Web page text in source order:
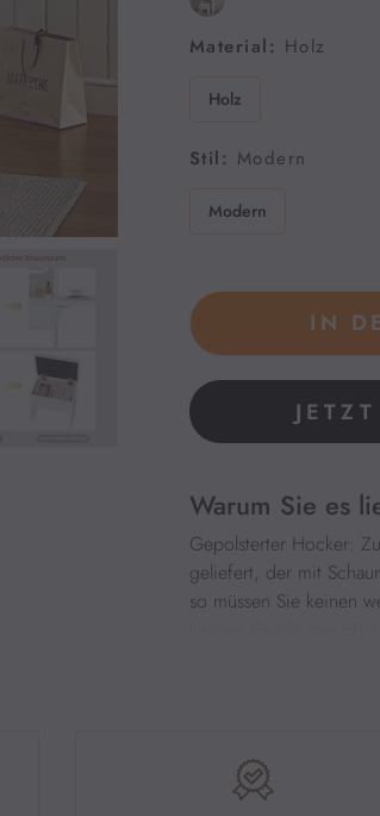
Material: Holz
Holz
Stil: Modern
Modern
Warum Sie es
Gepolsterter Hocker:
geliefert, der mit
so müssen Sie keinen
kleinen Größe von 50
Höhen verstauen
Stauraum unter der